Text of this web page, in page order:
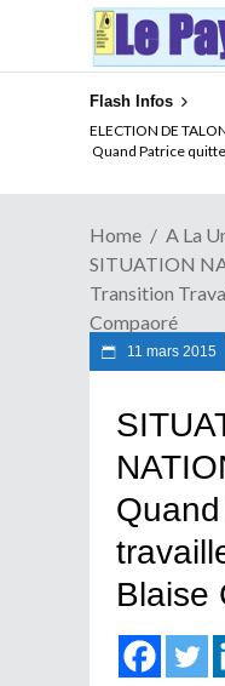
Flash Infos
ELECTION DE
Quand Patrice
Home
A La
SITUATION
Transition
Compaoré
11 mars 2015
Blaise